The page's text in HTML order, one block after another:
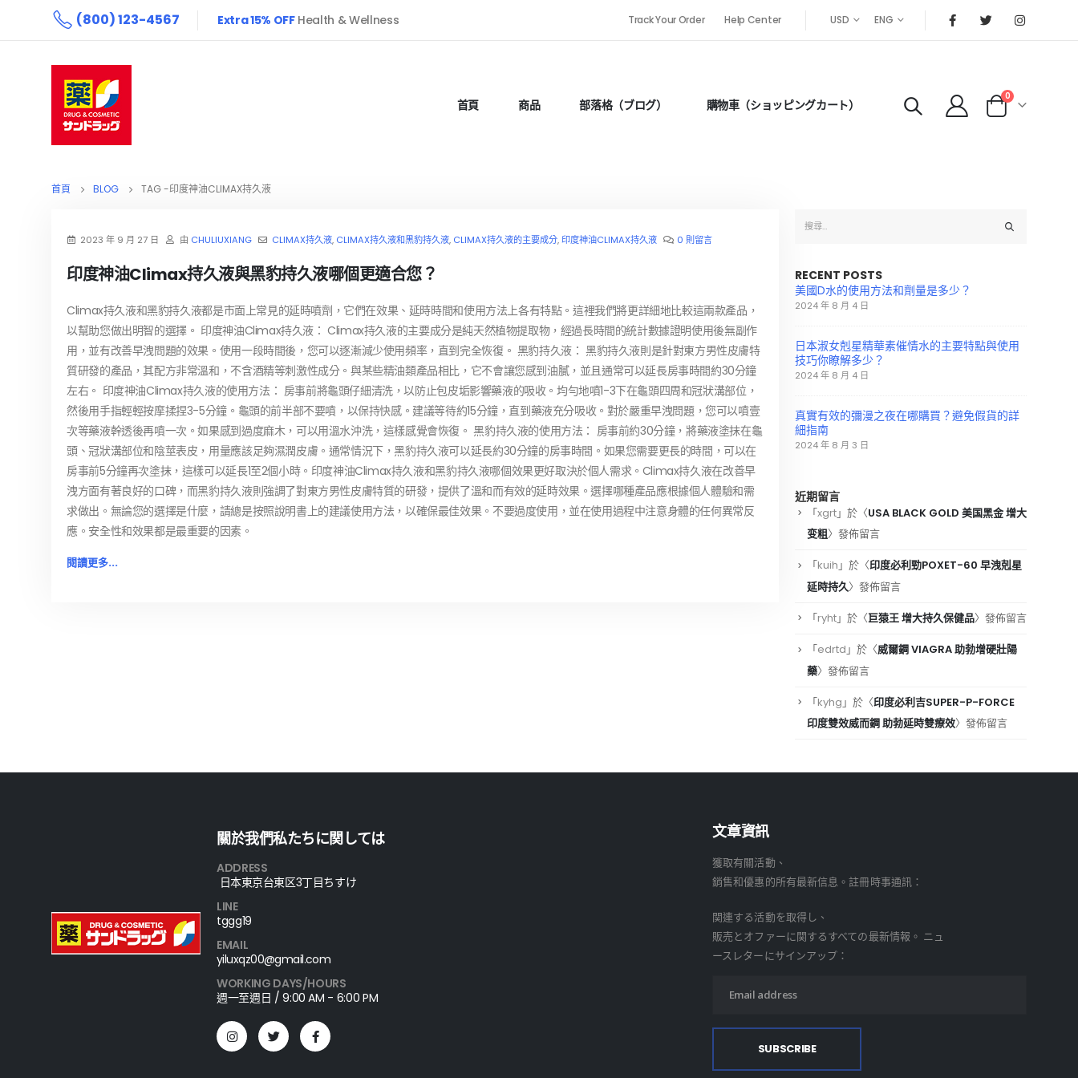
(800) 123-4567 Extra 15% OFFHealth & Wellness Track Your Order Help Center USD ENG
首頁 商品 部落格（ブログ） 購物車（ショッピングカート）
0
首頁 BLOG TAG -印度神油CLIMAX持久液
2023 年 9 月 27 日 由 CHULIUXIANG CLIMAX持久液, CLIMAX持久液和黑豹持久液, CLIMAX持久液的主要成分,印度神油CLIMAX持久液 0 則留言
印度神油Climax持久液與黑豹持久液哪個更適合您？
Climax持久液和黑豹持久液都是市面上常見的延時噴劑，它們在效果、延時時間和使用方法上各有特點。這裡我們將更詳細地比較這兩款產品，
以幫助您做出明智的選擇。 印度神油Climax持久液： Climax持久液的主要成分是純天然植物提取物，經過長時間的統計數據證明使用後無副作
用，並有改善早洩問題的效果。使用一段時間後，您可以逐漸減少使用頻率，直到完全恢復。 黑豹持久液： 黑豹持久液則是針對東方男性皮膚特
質研發的產品，其配方非常溫和，不含酒精等刺激性成分。與某些精油類產品相比，它不會讓您感到油膩，並且通常可以延長房事時間約30分鐘
左右。 印度神油Climax持久液的使用方法： 房事前將龜頭仔細清洗，以防止包皮垢影響藥液的吸收。均勻地噴1-3下在龜頭四周和冠狀溝部位，
然後用手指輕輕按摩揉捏3-5分鐘。龜頭的前半部不要噴，以保持快感。建議等待約15分鐘，直到藥液充分吸收。對於嚴重早洩問題，您可以噴壹
次等藥液幹透後再噴一次。如果感到過度麻木，可以用溫水沖洗，這樣感覺會恢復。 黑豹持久液的使用方法： 房事前約30分鐘，將藥液塗抹在龜
頭、冠狀溝部位和陰莖表皮，用量應該足夠濕潤皮膚。通常情況下，黑豹持久液可以延長約30分鐘的房事時間。如果您需要更長的時間，可以在
房事前5分鐘再次塗抹，這樣可以延長1至2個小時。印度神油Climax持久液和黑豹持久液哪個效果更好取決於個人需求。Climax持久液在改善早
洩方面有著良好的口碑，而黑豹持久液則強調了對東方男性皮膚特質的研發，提供了溫和而有效的延時效果。選擇哪種產品應根據個人體驗和需
求做出。無論您的選擇是什麼，請總是按照說明書上的建議使用方法，以確保最佳效果。不要過度使用，並在使用過程中注意身體的任何異常反
應。安全性和效果都是最重要的因素。
閱讀更多...
RECENT POSTS
美國D水的使用方法和劑量是多少？
2024 年 8 月 4 日
日本淑女剋星精華素催情水的主要特點與使用
技巧你瞭解多少？
2024 年 8 月 4 日
真實有效的彌漫之夜在哪購買？避免假貨的詳
細指南
2024 年 8 月 3 日
近期留言
「xgrt」於〈USA BLACK GOLD 美国黑金 增大
变粗〉發佈留言
「kuih 」於〈印度必利勁POXET-60 早洩剋星
延時持久〉發佈留言
「ryht」於〈巨猿王 增大持久保健品〉發佈留言
「edrtd 」於〈威爾鋼 VIAGRA 助勃增硬壯陽
藥〉發佈留言
「kyhg 」於〈印度必利吉SUPER-P-FORCE
印度雙效威而鋼 助勃延時雙療效〉發佈留言
關於我們私たちに関しては
ADDRESS
日本東京台東区3丁目ちすけ
LINE
tggg19
EMAIL
yiluxqz00@gmail.com
WORKING DAYS/HOURS
週一至週日 / 9:00 AM - 6:00 PM
文章資訊
獲取有關活動、
銷售和優惠的所有最新信息。註冊時事通訊：
関連する活動を取得し、
販売とオファーに関するすべての最新情報。 ニュ
ースレターにサインアップ：